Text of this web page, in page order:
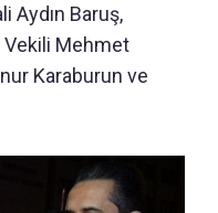
Aydın Baruş,
Vekili Mehmet
Karaburun ve